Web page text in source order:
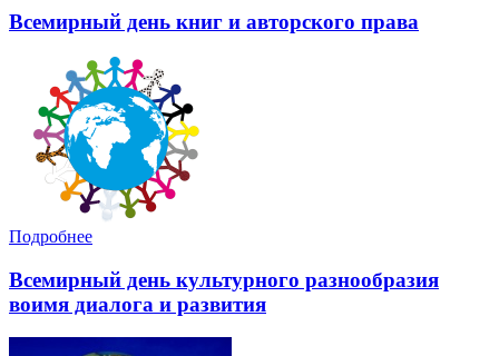
Всемирный день книг и авторского права
Подробнее
Всемирный день культурного разнообразия
воимя диалога и развития